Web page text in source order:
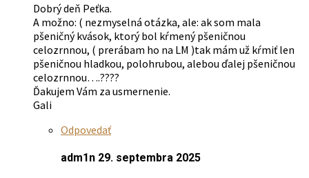
produktu.
Dobrý deň Peťka.
A možno: ( nezmyselná otázka, ale: ak som mala
pšeničný kvások, ktorý bol kŕmený pšeničnou
celozrnnou, ( prerábam ho na LM )tak mám už kŕmiť len
pšeničnou hladkou, polohrubou, alebou ďalej pšeničnou
celozrnnou….????
Ďakujem Vám za usmernenie.
Gali
Odpovedať
adm1n 29. septembra 2025